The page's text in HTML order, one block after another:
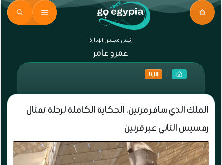
رئيس مجلس الإدارة
عمرو عامر
آثارنا
الملك الذي سافر مرتين، الحكاية الكاملة لرحلة تمثال
رمسيس الثاني عبر قرنين